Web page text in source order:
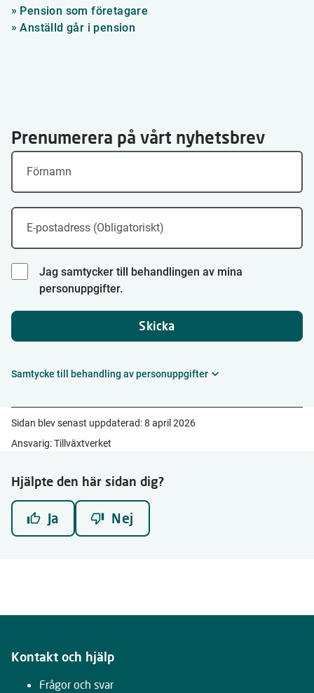
Pension som företagare
Anställd går i pension
Prenumerera på vårt nyhetsbrev
Förnamn
E-postadress (Obligatoriskt)
Jag samtycker till behandlingen av mina
personuppgifter.
Skicka
Samtycke till behandling av personuppgifter
Sidan blev senast uppdaterad:8 april 2026
Ansvarig: Tillväxtverket
Hjälpte den här sidan dig?
Ja Nej
Kontakt och hjälp
Frågor och svar